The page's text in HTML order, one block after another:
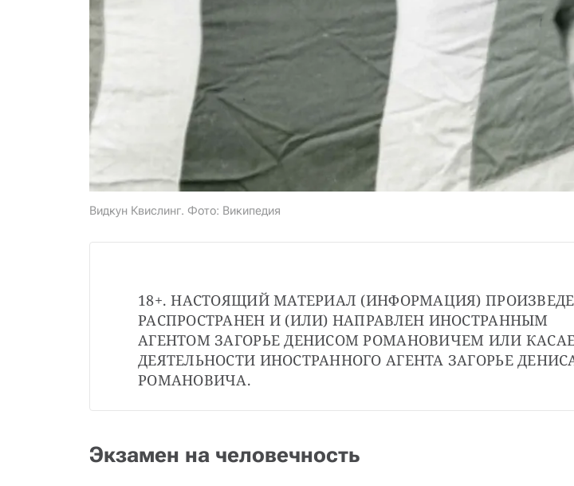
Видкун Квислинг. Фото: Википедия
18+. НАСТОЯЩИЙ МАТЕРИАЛ (ИНФОРМАЦИЯ)
РАСПРОСТРАНЕН И (ИЛИ) НАПРАВЛЕН ИНОСТРАННЫМ
АГЕНТОМ ЗАГОРЬЕ ДЕНИСОМ РОМАНОВИЧЕМ ИЛИ
ДЕЯТЕЛЬНОСТИ ИНОСТРАННОГО АГЕНТА ЗАГОРЬЕ
РОМАНОВИЧА.
Экзамен на человечность